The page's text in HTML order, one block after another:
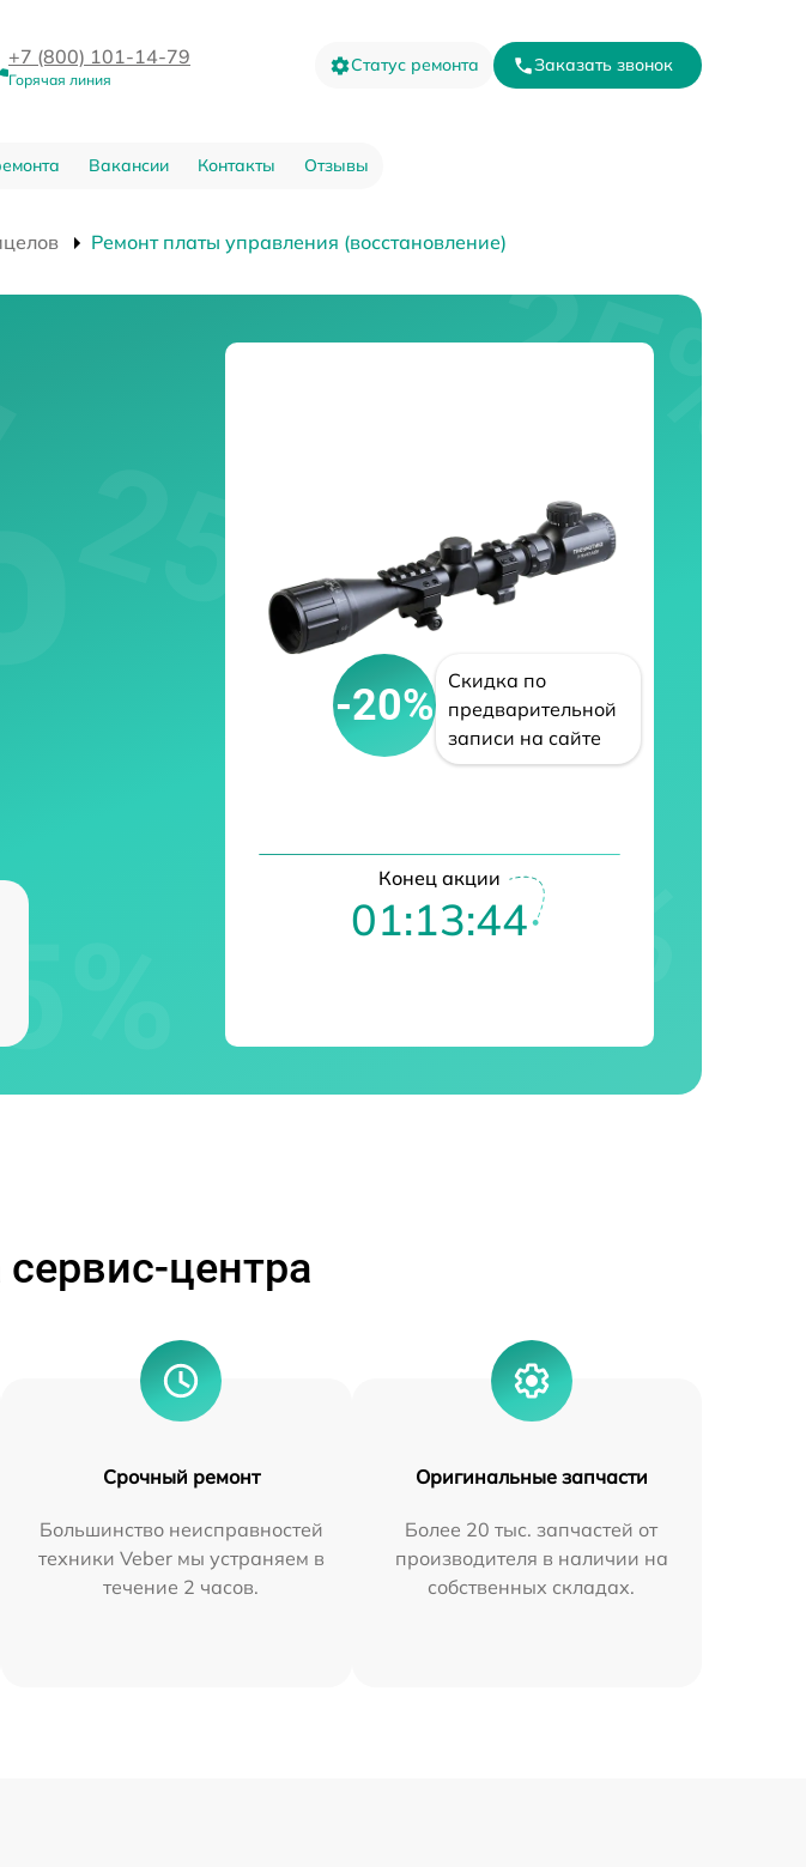
+7 (800) 101-14-79
Горячая линия
Статус ремонта Заказать звонок
Вакансии Контакты Отзывы
Ремонт платы управления (восстановление)
-20%
Скидка по
предварительной
записи на сайте
Конец акции
01:13:43
центра
Срочный ремонт
Большинство неисправностей
техники Veber мы устраняем в
течение 2 часов.
Оригинальные запчасти
Более 20 тыс. запчастей от
производителя в наличии на
собственных складах.